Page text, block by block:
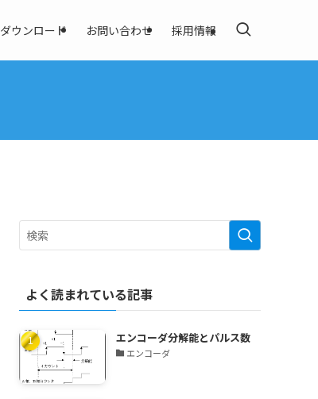
ダウンロード お問い合わせ 採用情報
よく読まれている記事
エンコーダ分解能とパルス数
エンコーダ